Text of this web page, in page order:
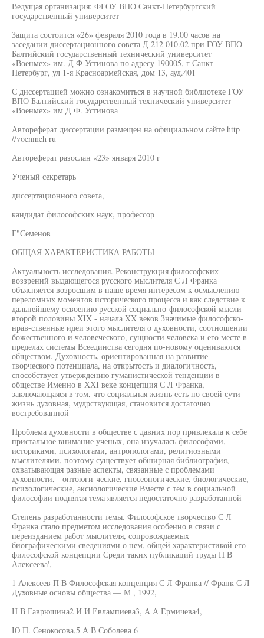
Ведущая организация: ФГОУ ВПО Санкт-Петербургский
государственный университет
Защита состоится «26» февраля 2010 года в 19.00 часов на
заседании диссертационного совета Д 212 010.02 при ГОУ ВПО
Балтийский государственный технический университет
«Военмех» им. Д Ф Устинова по адресу 190005, г Санкт-
Петербург, ул 1-я Красноармейская, дом 13, ауд.401
С диссертацией можно ознакомиться в научной библиотеке ГОУ
ВПО Балтийский государственный технический университет
«Военмех» им Д Ф. Устинова
Автореферат диссертации размещен на официальном сайте http
//voenmeh ru
Автореферат разослан «23» января 2010 г
Ученый секретарь
диссертационного совета,
кандидат философских наук, профессор
Г"Семенов
ОБЩАЯ ХАРАКТЕРИСТИКА РАБОТЫ
Актуальность исследования. Реконструкция философских
воззрений выдающегося русского мыслителя С Л Франка
объясняется возросшим в наше время интересом к осмыслению
переломных моментов исторического процесса и как следствие к
дальнейшему освоению русской социально-философской мысли
второй половины XIX - начала XX веков Значимые философско-
нрав-ственные идеи этого мыслителя о духовности, соотношении
божественного и человеческого, сущности человека и его месте в
пределах системы Всеединства сегодня по-новому оцениваются
обществом. Духовность, ориентированная на развитие
творческого потенциала, на открытость и диалогичность,
способствует утверждению гуманистической тенденции в
обществе Именно в XXI веке концепция С Л Франка,
заключающаяся в том, что социальная жизнь есть по своей сути
жизнь духовная, мудрствующая, становится достаточно
востребованной
Проблема духовности в обществе с давних пор привлекала к себе
пристальное внимание ученых, она изучалась философами,
историками, психологами, антропологами, религиозными
мыслителями, поэтому существует обширная библиография,
охватывающая разные аспекты, связанные с проблемами
духовности, - онтоюги-ческие, гносеопогические, биологические,
психологические, аксиологические Вместе с тем в социальной
философии поднятая тема является недостаточно разработанной
Степень разработанности темы. Философское творчество С Л
Франка стало предметом исследования особенно в связи с
переизданием работ мыслителя, сопровождаемых
биографическими сведениями о нем, общей характеристикой его
философской концепции Среди таких публикаций труды П В
Алексеева',
1 Алексеев П В Философская концепция С Л Франка // Франк С Л
Духовные основы общества — М , 1992,
Н В Гаврюшина2 И И Евлампиева3, А А Ермичева4,
Ю П. Сенокосова,5 А В Соболева 6